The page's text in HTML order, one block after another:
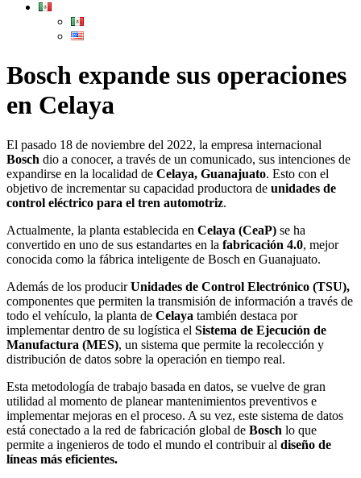
Bosch expande sus operaciones
en Celaya
El pasado 18 de noviembre del 2022, la empresa internacional
Bosch dio a conocer, a través de un comunicado, sus intenciones de
expandirse en la localidad de Celaya, Guanajuato. Esto con el
objetivo de incrementar su capacidad productora de unidades de
control eléctrico para el tren automotriz.
Actualmente, la planta establecida en Celaya (CeaP) se ha
convertido en uno de sus estandartes en la fabricación 4.0, mejor
conocida como la fábrica inteligente de Bosch en Guanajuato.
Además de los producirUnidades de Control Electrónico (TSU),
componentes que permiten la transmisión de información a través de
todo el vehículo, la planta de Celaya también destaca por
implementar dentro de su logística el Sistema de Ejecución de
Manufactura (MES), un sistema que permite la recolección y
distribución de datos sobre la operación en tiempo real.
Esta metodología de trabajo basada en datos, se vuelve de gran
utilidad al momento de planear mantenimientos preventivos e
implementar mejoras en el proceso. A su vez, este sistema de datos
está conectado a la red de fabricación global de Bosch lo que
permite a ingenieros de todo el mundo el contribuir al diseño de
líneas más eficientes.